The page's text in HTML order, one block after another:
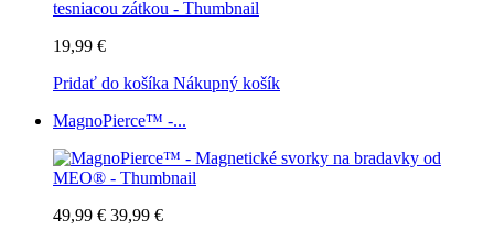
19,99 €
Pridať do košíka Nákupný košík
MagnoPierce™ -...
49,99 € 39,99 €